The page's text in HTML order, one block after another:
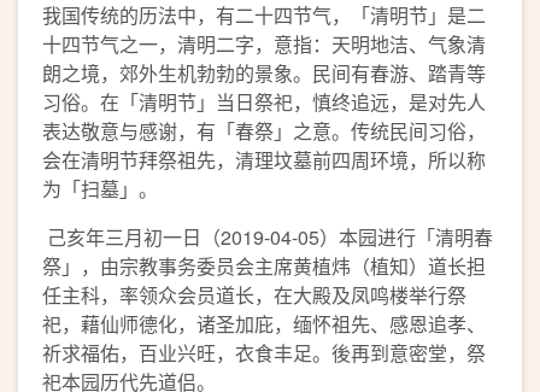
我国传统的历法中，有二十四节气，「清明节」是二
十四节气之一，清明二字，意指：天明地洁、气象清
朗之境，郊外生机勃勃的景象。民间有春游、踏青等
习俗。在「清明节」当日祭祀，慎终追远，是对先人
表达敬意与感谢，有「春祭」之意。传统民间习俗，
会在清明节拜祭祖先，清理坟墓前四周环境，所以称
为「扫墓」。
己亥年三月初一日（2019-04-05）本园进行「清明春
祭」，由宗教事务委员会主席黄植炜（植知）道长担
任主科，率领众会员道长，在大殿及凤鸣楼举行祭
祀，藉仙师德化，诸圣加庇，缅怀祖先、感恩追孝、
祈求福佑，百业兴旺，衣食丰足。後再到意密堂，祭
祀本园历代先道侣。